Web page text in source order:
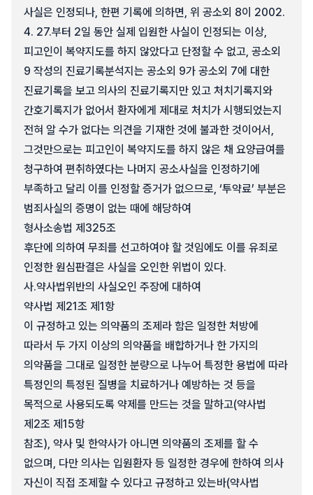
사실은 인정되나, 한편 기록에 의하면, 위 공소외 8이 2002.
4. 27.부터 2일 동안 실제 입원한 사실이 인정되는 이상,
피고인이 복약지도를 하지 않았다고 단정할 수 없고, 공소외
9 작성의 진료기록분석지는 공소외 9가 공소외 7에 대한
진료기록을 보고 의사의 진료기록지만 있고 처치기록지와
간호기록지가 없어서 환자에게 제대로 처치가 시행되었는지
전혀 알 수가 없다는 의견을 기재한 것에 불과한 것이어서,
그것만으로는 피고인이 복약지도를 하지 않은 채 요양급여를
청구하여 편취하였다는 나머지 공소사실을 인정하기에
부족하고 달리 이를 인정할 증거가 없으므로, ‘투약료’ 부분은
범죄사실의 증명이 없는 때에 해당하여
형사소송법 제325조
후단에 의하여 무죄를 선고하여야 할 것임에도 이를 유죄로
인정한 원심판결은 사실을 오인한 위법이 있다.
사.약사법위반의 사실오인 주장에 대하여
약사법 제21조 제1항
이 규정하고 있는 의약품의 조제라 함은 일정한 처방에
따라서 두 가지 이상의 의약품을 배합하거나 한 가지의
의약품을 그대로 일정한 분량으로 나누어 특정한 용법에 따라
특정인의 특정된 질병을 치료하거나 예방하는 것 등을
목적으로 사용되도록 약제를 만드는 것을 말하고(약사법
제2조 제15항
참조), 약사 및 한약사가 아니면 의약품의 조제를 할 수
없으며, 다만 의사는 입원환자 등 일정한 경우에 한하여 의사
자신이 직접 조제할 수 있다고 규정하고 있는바(약사법